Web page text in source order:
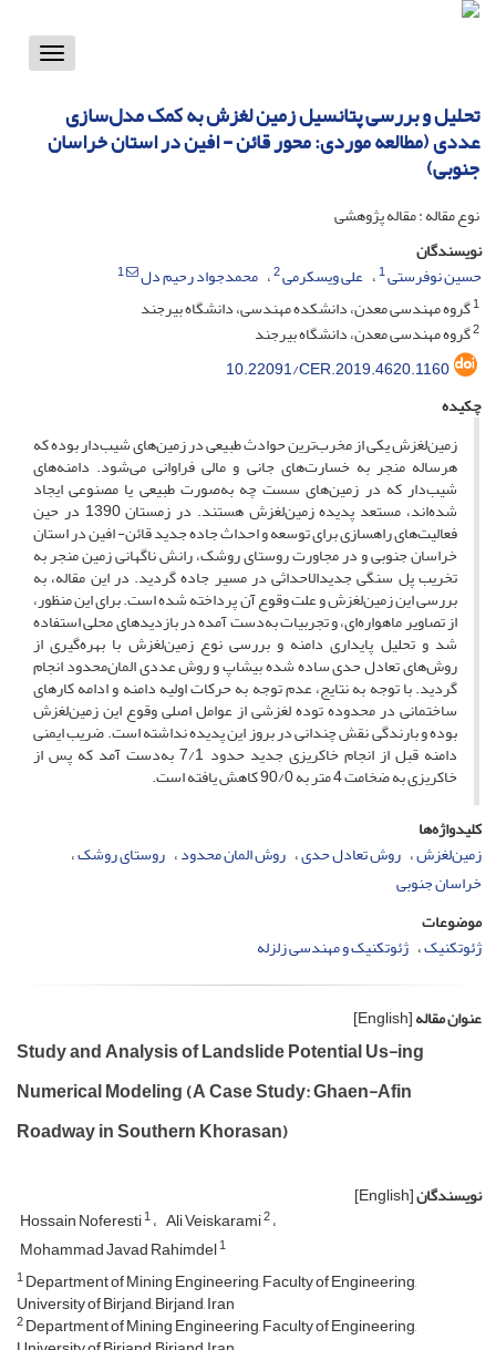
Toggle
تحلیل و بررسی پتانسیل زمین لغزش به کمک مدل‌سازی
عددی (مطالعه موردی: محور قائن - افین در استان خراسان
جنوبی)
نوع مقاله : مقاله پژوهشی
نویسندگان
حسین نوفرستی1 علی ویسکرمی2 محمدجواد رحیم دل
1
1گروه مهندسی معدن، دانشکده مهندسی، دانشگاه بیرجند
2گروه مهندسی معدن، دانشگاه بیرجند
10.22091/CER.2019.4620.1160
چکیده
زمین‌لغزش یکی از مخرب‌ترین حوادث طبیعی در زمین‌های شیب‌دار بوده که
هرساله منجر به خسارت‌های جانی و مالی فراوانی می‌شود. دامنه‌های
شیب‌دار که در زمین‌های سست چه به‌صورت طبیعی یا مصنوعی ایجاد
شده‌اند، مستعد پدیده زمین‌لغزش هستند. در زمستان 1390 در حین
فعالیت‌های راهسازی برای توسعه و احداث جاده جدید قائن- افین در استان
خراسان جنوبی و در مجاورت روستای روشک، رانش ناگهانی زمین منجر به
تخریب پل سنگی جدیدالاحداثی در مسیر جاده گردید. در این مقاله، به
بررسی این زمین‌لغزش و علت وقوع آن پرداخته شده است. برای این منظور،
از تصاویر ماهواره‌ای، و تجربیات به‌دست آمده در بازدیدهای محلی استفاده
شد و تحلیل پایداری دامنه و بررسی نوع زمین‌لغزش با بهره‌گیری از
روش‌های تعادل حدی ساده شده بیشاپ و روش عددی المان‌محدود انجام
گردید. با توجه به نتایج، عدم توجه به حرکات اولیه دامنه و ادامه کارهای
ساختمانی در محدوده توده لغزشی از عوامل اصلی وقوع این زمین‌لغزش
بوده و بارندگی‌ نقش چندانی در بروز این پدیده نداشته است. ضریب ایمنی
دامنه قبل از انجام خاکریزی جدید حدود 7/1 به‌دست آمد که پس از
خاکریزی به ضخامت 4 متر به 90/0 کاهش یافته است.
کلیدواژه‌ها
زمین‌لغزش روش تعادل حدی روش المان محدود روستای روشک
خراسان جنوبی
موضوعات
ژئوتکنیک ژئوتکنیک و مهندسی زلزله
عنوان مقاله[English]
Study and Analysis of Landslide Potential Us-ing
Numerical Modeling (A Case Study: Ghaen-Afin
Roadway in Southern Khorasan)
نویسندگان[English]
Hossain Noferesti1 Ali Veiskarami2
Mohammad Javad Rahimdel1
1Department of Mining Engineering, Faculty of Engineering,
University of Birjand, Birjand, Iran
2Department of Mining Engineering, Faculty of Engineering,